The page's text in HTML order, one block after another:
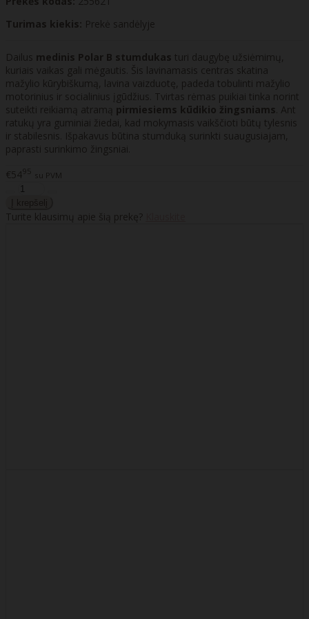
Turimas kiekis: Prekė sandėlyje
Dailus medinis Polar B stumdukas turi daugybę užsiėmimų,
kuriais vaikas gali mėgautis. Šis lavinamasis centras skatina
mažylio kūrybiškumą, lavina vaizduotę, padeda tobulinti mažylio
motorinius ir socialinius įgūdžius. Tvirtas rėmas puikiai tinka norint
suteikti reikiamą atramą pirmiesiems kūdikio žingsniams . Ant
ratukų yra guminiai žiedai, kad mokymasis vaikščioti būtų tylesnis
ir stabilesnis. Išpakavus būtina stumduką surinkti suaugusiajam,
paprasti surinkimo žingsniai.
€5495 su PVM
Turite klausimų apie šią prekę?